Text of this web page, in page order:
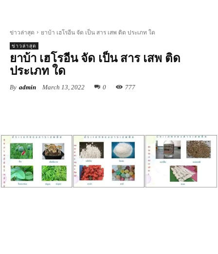
ข่าวล่าสุด ยาบ้า เฮโรอีน จัด เป็น สาร เสพ ติด ประเภท ใด
ข่าวล่าสุด
ยาบ้า เฮโรอีน จัด เป็น สาร เสพ ติด
ประเภท ใด
By admin March 13, 2022 0 777